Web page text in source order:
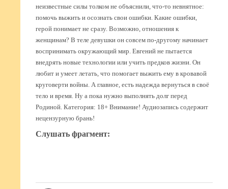
неизвестные силы толком не объяснили, что-то невнятное:
помочь выжить и осознать свои ошибки. Какие ошибки,
герой понимает не сразу. Возможно, отношения к
женщинам? В теле девушки он совсем по-другому начинает
воспринимать окружающий мир. Евгений не пытается
внедрять новые технологии или учить предков жизни. Он
любит и умеет летать, что помогает выжить ему в кровавой
круговерти войны. А главное, есть надежда вернуться в своё
тело и время. Ну а пока нужно выполнять долг перед
Родиной. Категория: 18+ Внимание! Аудиозапись содержит
нецензурную брань!
Слушать фрагмент: